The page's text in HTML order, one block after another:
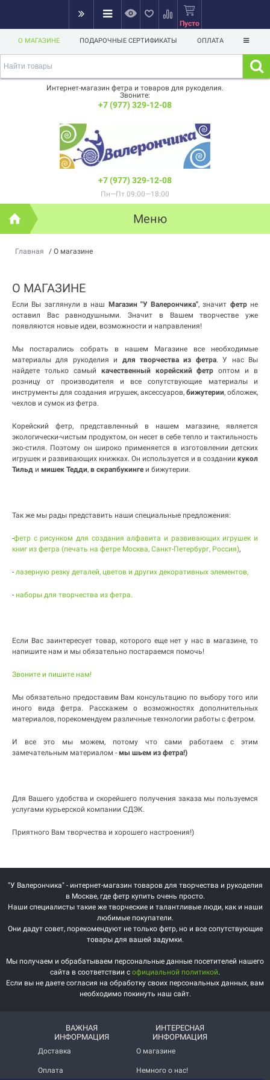
Пусто
О МАГАЗИНЕ ПОДАРОЧНЫЕ СЕРТИФИКАТЫ ОПЛАТА
Интернет-магазин фетра и товаров для рукоделия.
Звоните:
+7 (977) 329-12-08
+7 (977) 329-12-08
Пн—Пт 09:00—18:00
Меню
Главная / О магазине
О МАГАЗИНЕ
Если Вы заглянули в наш Магазин "У Валерончика", значит фетрне
оставил Вас равнодушными. Значит в Вашем творчестве уже
появляются новые идеи, возможности и направления!
Мы постарались собрать в нашем Магазине все необходимые
материалы для рукоделия и для творчества из фетра. У нас Вы
найдете только самый качественный корейский фетр оптом и в
розницу от производителя и все сопутствующие материалы и
инструменты для создания игрушек, аксессуаров,бижутерии, обложек,
чехлов и сумок из фетра.
Корейский фетр, представленный в нашем магазине, является
экологически-чистым продуктом, он несет в себе тепло и тактильность
эко-стиля. Поэтому он широко применяется в изготовлении детских
игрушек и развивающих книжках. Он используется и в создании кукол
Тильд и мишек Тедди, в скрапбукингеи бижутерии.
Так же мы рады представить наши специальные предложения:
-фетр с рисунком для создания алфавита и развивающих игрушек и
книг из фетра (печать на фетре Москва, Санкт-Петербург, Россия),
- лазерную резку деталей, цветов и других декоративных элементов,
- наборы для творчества из фетра.
Если Вас заинтересует товар, которого еще нет у нас в магазине, то
напишите нам и мы обязательно постараемся помочь!
Звоните и пишите нам!
Мы обязательно предоставим Вам консультацию по выбору того или
иного вида фетра. Расскажем о возможностях дополнительных
материалов, порекомендуем различные технологии работы с фетром.
И все это мы можем, потому что сами работаем с этим
замечательным материалом - мы шьем из фетра!)
Для Вашего удобства и скорейшего получения заказа мы пользуемся
услугами курьерской компании СДЭК.
Приятного Вам творчества и хорошего настроения!)
"У Валерончика" - интернет-магазин товаров для творчества и рукоделия
в Москве, где фетр купить очень просто.
Наши специалисты такие же творческие и талантливые люди, как и наши
любимые покупатели.
Они дадут совет, порекомендуют не только фетр, но и все сопутствующие
товары для вашей задумки.
Мы получаем и обрабатываем персональные данные посетителей нашего
сайта в соответствии с официальной политикой.
Если вы не даете согласия на обработку своих персональных данных, вам
необходимо покинуть наш сайт.
ВАЖНАЯ
ИНФОРМАЦИЯ
Доставка
Оплата
ИНТЕРЕСНАЯ
ИНФОРМАЦИЯ
О магазине
Немного о нас!